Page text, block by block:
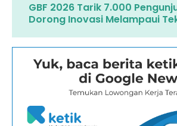
GBF 2026 Tarik 7.000
Dorong Inovasi Melampaui